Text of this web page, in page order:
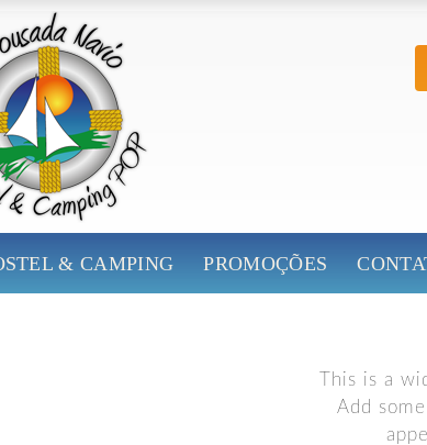
& CAMPING PROMOÇÕES
This is a
Add